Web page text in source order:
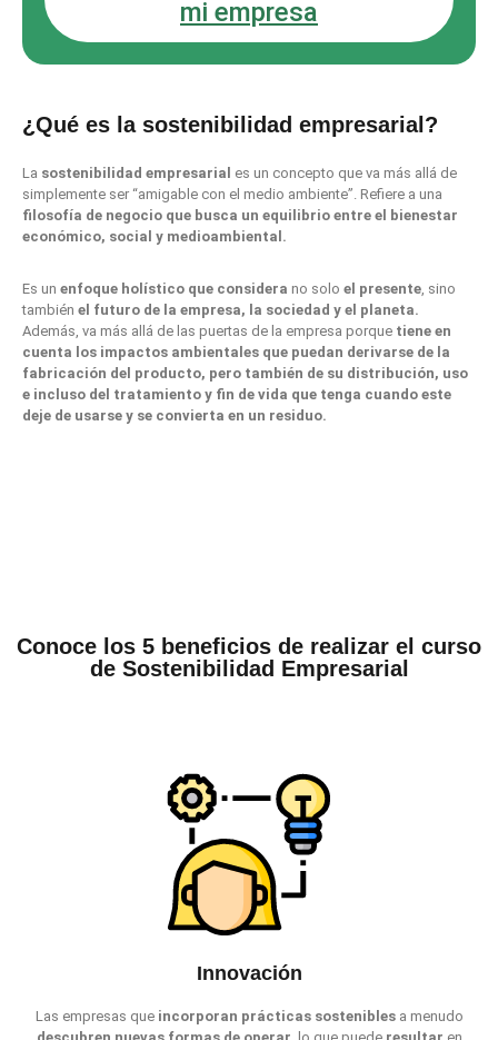
mi empresa
¿Qué es la sostenibilidad empresarial?
La sostenibilidad empresarial es un concepto que va más allá de
simplemente ser “amigable con el medio ambiente”. Refiere a una
filosofía de negocio que busca un equilibrio entre el bienestar
económico, social y medioambiental.
Es un enfoque holístico que considera no solo el presente, sino
también el futuro de la empresa, la sociedad y el planeta.
Además, va más allá de las puertas de la empresa porque tiene en
cuenta los impactos ambientales que puedan derivarse de la
fabricación del producto, pero también de su distribución, uso
e incluso del tratamiento y fin de vida que tenga cuando este
deje de usarse y se convierta en un residuo.
Conoce los 5 beneficios de realizar el curso
de Sostenibilidad Empresarial
Innovación
Las empresas que incorporan prácticas sosteniblesa menudo